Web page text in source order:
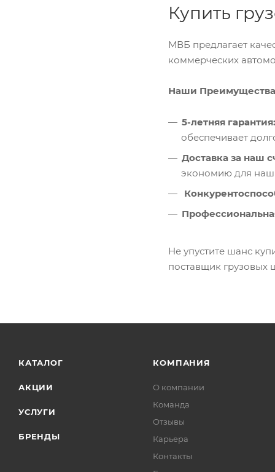
Купить
МВБ предлагает
коммерческих
Наши Преимущества
5-летняя гарантия:
обеспечивает
Доставка за наш
экономию для
Не упустите шанс
поставщик грузовых
КАТАЛОГ
АКЦИИ
УСЛУГИ
БРЕНДЫ
КОМПАНИЯ
О компании
Команда
Отзывы
Карьера
Контакты